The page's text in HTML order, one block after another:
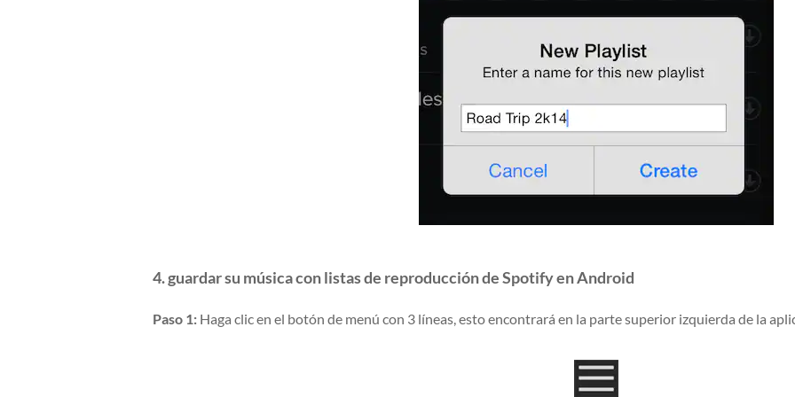
4. guardar su música con listas de reproducción de Spotify en Android
Paso 1: Haga clic en el botón de menú con 3 líneas, esto encontrará en la parte superior izquierda de la